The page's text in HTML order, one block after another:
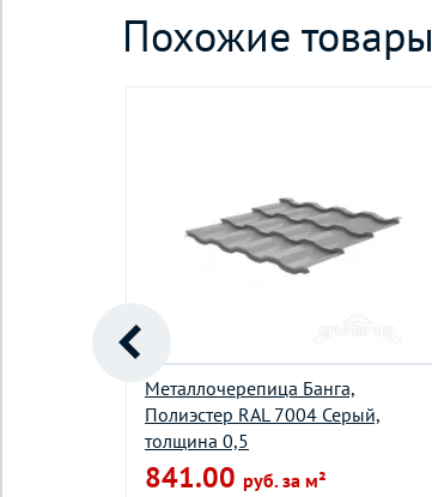
Похожие товары
Металлочерепица Банга,
Полиэстер RAL 7004 Серый,
толщина 0,5
841.00 руб. за м²